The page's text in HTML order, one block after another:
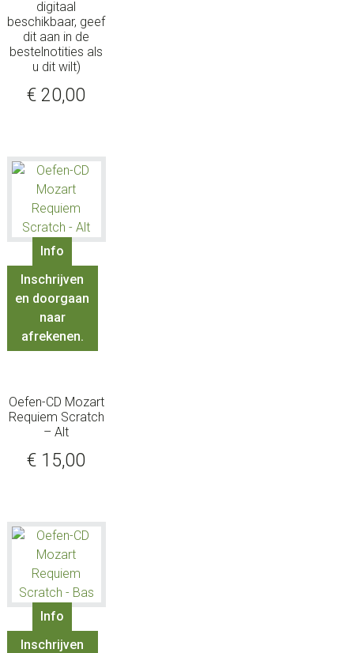
digitaal
beschikbaar, geef
dit aan in de
bestelnotities als
u dit wilt)
€ 20,00
Info
Inschrijven
en doorgaan
naar
afrekenen.
Oefen-CD Mozart
Requiem Scratch
– Alt
€ 15,00
Info
Inschrijven